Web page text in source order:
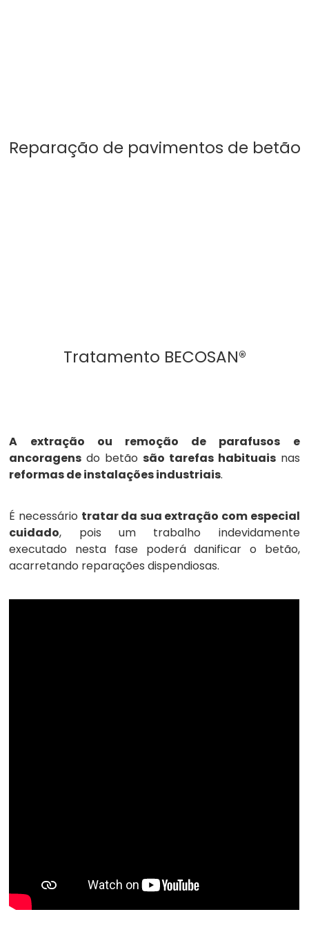
Reparação de pavimentos de betão
Tratamento BECOSAN®
A extração ou remoção de parafusos e
ancoragens do betão são tarefas habituaisnas
reformas de instalações industriais.
É necessário tratar da sua extração com especial
cuidado, pois um trabalho indevidamente
executado nesta fase poderá danificar o betão,
acarretando reparações dispendiosas.